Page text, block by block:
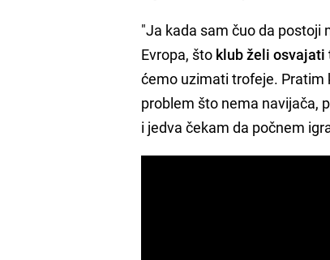
"Ja kada sam čuo da postoji
Evropa, što klub želi osvajati
ćemo uzimati trofeje. Pratim
problem što nema navijača,
i jedva čekam da počnem